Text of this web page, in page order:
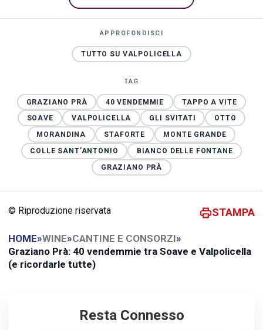
APPROFONDISCI
TUTTO SU VALPOLICELLA
TAG
GRAZIANO PRÀ 40 VENDEMMIE
TAPPO A VITE
SOAVE
VALPOLICELLA GLI SVITATI
OTTO
MORANDINA
STAFORTE
MONTE GRANDE
COLLE SANT’ANTONIO
BIANCO DELLE FONTANE
GRAZIANO PRÀ
© Riproduzione riservata STAMPA
HOME»WINE»CANTINE E CONSORZI»
Graziano Prà: 40 vendemmie tra Soave e Valpolicella
(e ricordarle tutte)
Resta Connesso